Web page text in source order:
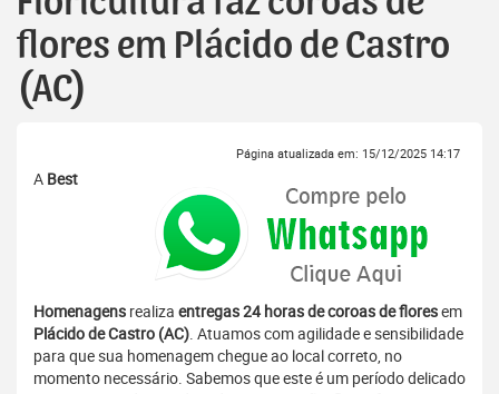
flores em Plácido de Castro
(AC)
Página atualizada em: 15/12/2025 14:17
A Best
Homenagens realiza entregas 24 horas de coroas de floresem
Plácido de Castro (AC). Atuamos com agilidade e sensibilidade
para que sua homenagem chegue ao local correto, no
momento necessário. Sabemos que este é um período delicado